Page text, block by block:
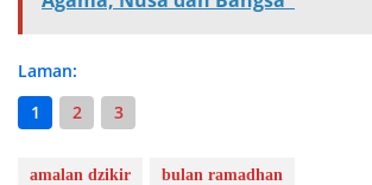
Laman:
1
2 3
amalan dzikir bulan ramadhan